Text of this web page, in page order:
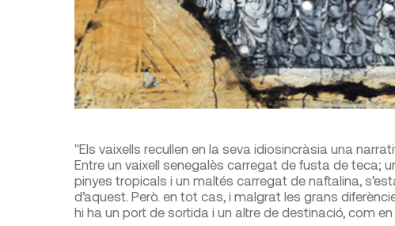
"Els vaixells recullen en la seva idiosincràsia una
Entre un vaixell senegalès carregat de fusta de teca;
pinyes tropicals i un maltés carregat de naftalina,
d’aquest. Però. en tot cas, i malgrat les grans
hi ha un port de sortida i un altre de destinació, com